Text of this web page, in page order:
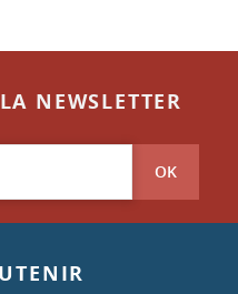
NEWSLETTER
OK